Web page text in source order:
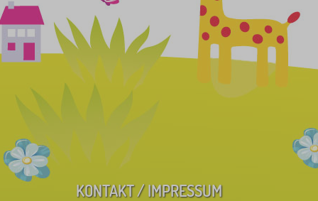
KONTAKT / IMPRESSUM